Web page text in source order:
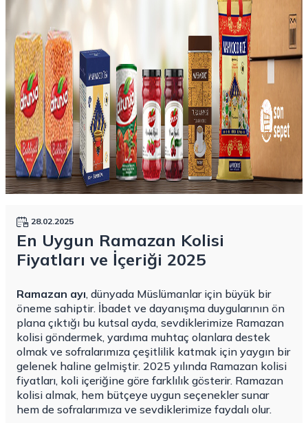
28.02.2025
En Uygun Ramazan Kolisi
Fiyatları ve İçeriği 2025
Ramazan ayı, dünyada Müslümanlar için büyük bir
öneme sahiptir. İbadet ve dayanışma duygularının ön
plana çıktığı bu kutsal ayda, sevdiklerimize Ramazan
kolisi göndermek, yardıma muhtaç olanlara destek
olmak ve sofralarımıza çeşitlilik katmak için yaygın bir
gelenek haline gelmiştir. 2025 yılında Ramazan kolisi
fiyatları, koli içeriğine göre farklılık gösterir. Ramazan
kolisi almak, hem bütçeye uygun seçenekler sunar
hem de sofralarımıza ve sevdiklerimize faydalı olur.